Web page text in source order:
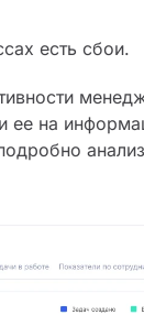
есть сбои.
на